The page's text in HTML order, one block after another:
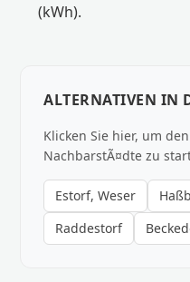
(kWh).
ALTERNATIVEN IN
Klicken Sie hier, um
NachbarstÃ¤dte zu
Estorf, Weser
Raddestorf